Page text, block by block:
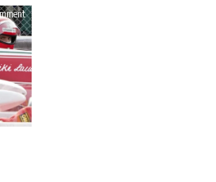
on
รีวิว
Rush
(2013)